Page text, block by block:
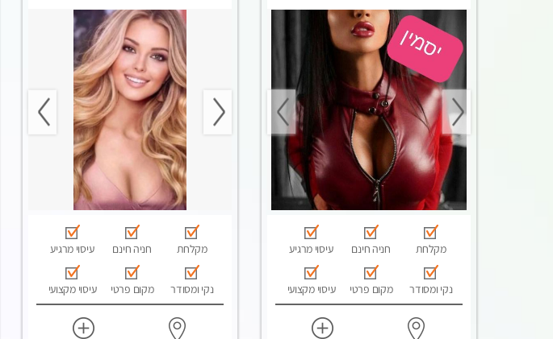
הבית, עיסוי טנטרה
מקלחת חניה חינם עיסוי מרגיע
נקי ומסודר מקום פרטי עיסוי מקצועי
מקלחת חניה חינם עיסוי מרגיע
נקי ומסודר מקום פרטי עיסוי מקצועי